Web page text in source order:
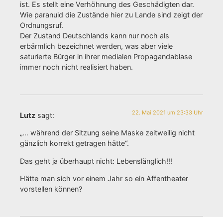
ist. Es stellt eine Verhöhnung des Geschädigten dar.
Wie paranuid die Zustände hier zu Lande sind zeigt der
Ordnungsruf.
Der Zustand Deutschlands kann nur noch als
erbärmlich bezeichnet werden, was aber viele
saturierte Bürger in ihrer medialen Propagandablase
immer noch nicht realisiert haben.
Lutz sagt: 22. Mai 2021 um 23:33 Uhr
„… während der Sitzung seine Maske zeitweilig nicht
gänzlich korrekt getragen hätte“.
Das geht ja überhaupt nicht: Lebenslänglich!!!
Hätte man sich vor einem Jahr so ein Affentheater
vorstellen können?